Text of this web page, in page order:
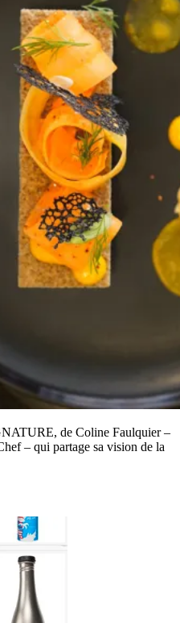
de Coline Faulquier –
– qui partage sa vision de la